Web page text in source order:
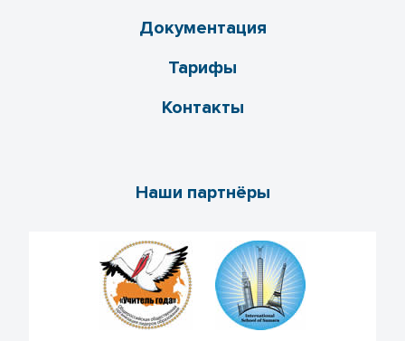
Документация
Тарифы
Контакты
Наши партнёры